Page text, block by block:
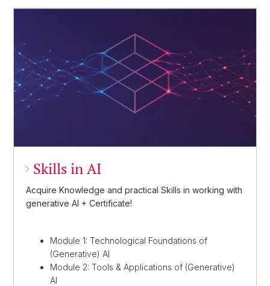
Skills in AI
Acquire Knowledge and practical Skills in working with
generative AI + Certificate!
Module 1: Technological Foundations of
(Generative) AI
Module 2: Tools & Applications of (Generative)
AI